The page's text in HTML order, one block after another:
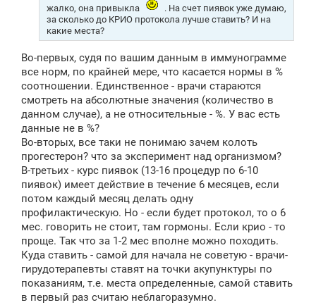
жалко, она привыкла
. На счет пиявок уже думаю,
за сколько до КРИО протокола лучше ставить? И на
какие места?
Во-первых, судя по вашим данным в иммунограмме
все норм, по крайней мере, что касается нормы в %
соотношении. Единственное - врачи стараются
смотреть на абсолютные значения (количество в
данном случае), а не относительные - %. У вас есть
данные не в %?
Во-вторых, все таки не понимаю зачем колоть
прогестерон? что за эксперимент над организмом?
В-третьих - курс пиявок (13-16 процедур по 6-10
пиявок) имеет действие в течение 6 месяцев, если
потом каждый месяц делать одну
профилактическую. Но - если будет протокол, то о 6
мес. говорить не стоит, там гормоны. Если крио - то
проще. Так что за 1-2 мес вполне можно походить.
Куда ставить - самой для начала не советую - врачи-
гирудотерапевты ставят на точки акупунктуры по
показаниям, т.е. места определенные, самой ставить
в первый раз считаю неблагоразумно.